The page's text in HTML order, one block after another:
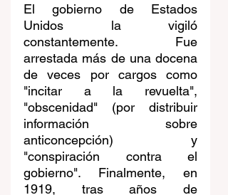
El gobierno de Estados
Unidos la vigiló
constantemente. Fue
arrestada más de una docena
de veces por cargos como
"incitar a la revuelta",
"obscenidad" (por distribuir
información sobre
anticoncepción) y
"conspiración contra el
gobierno". Finalmente, en
1919, tras años de